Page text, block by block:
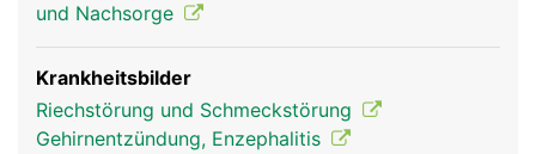
und Nachsorge
Krankheitsbilder
Riechstörung und Schmeckstörung
Gehirnentzündung, Enzephalitis